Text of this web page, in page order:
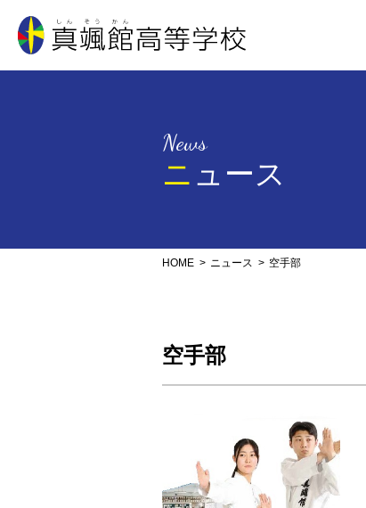
News
ニュース
HOME ニュース 空手部
空手部